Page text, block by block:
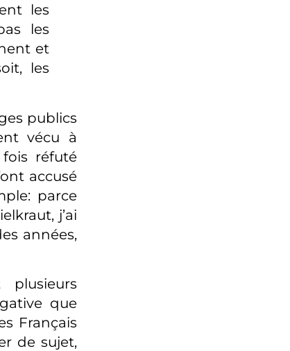
les
les
et
les
publics
vécu à
fois réfuté
accusé
parce
j’ai
années,
que
Français
de sujet,